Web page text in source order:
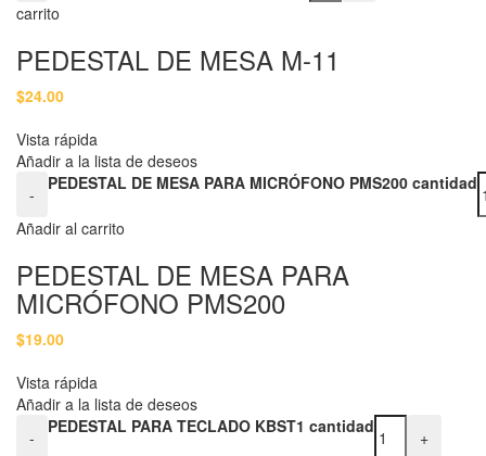
carrito
PEDESTAL DE MESA M-11
$24.00
Vista rápida
Añadir a la lista de deseos
-
PEDESTAL DE MESA PARA MICRÓFONO PMS200 cantidad
Añadir al carrito
PEDESTAL DE MESA PARA
MICRÓFONO PMS200
$19.00
Vista rápida
Añadir a la lista de deseos
-
PEDESTAL PARA TECLADO KBST1 cantidad
+